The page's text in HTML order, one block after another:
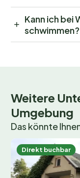
Kann ich bei
schwimmen?
Weitere
Umgebung
Das könnte
Direkt buchbar